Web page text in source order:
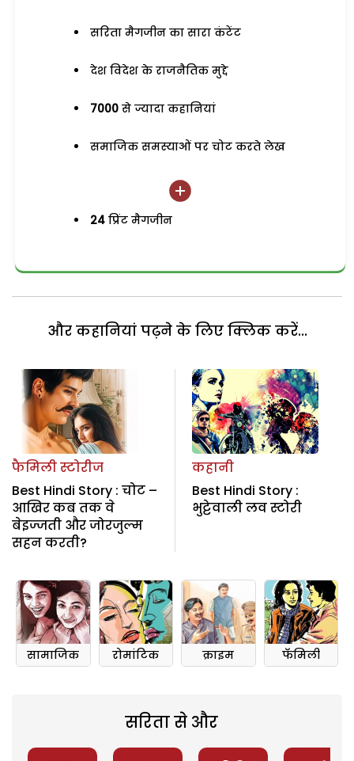
सरिता मैगजीन का सारा कंटेंट
देश विदेश के राजनैतिक मुद्दे
7000 से ज्यादा कहानियां
समाजिक समस्याओं पर चोट करते लेख
24 प्रिंट मैगजीन
और कहानियां पढ़ने के लिए क्लिक करें...
फैमिली स्टोरीज
Best Hindi Story : चोट –
आखिर कब तक वे
बेइज्जती और जोरजुल्म
सहन करती?
कहानी
Best Hindi Story :
भुट्टेवाली लव स्‍टोरी
सामाजिक रोमांटिक क्राइम फॅमिली
सरिता से और